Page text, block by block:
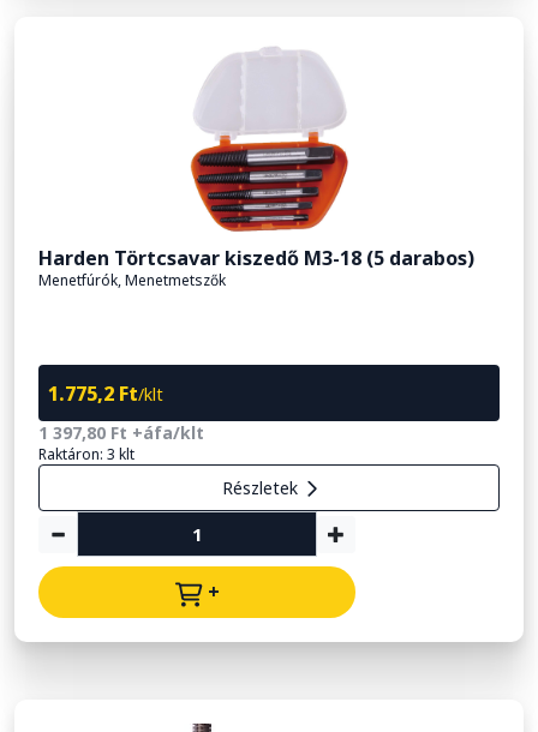
Harden Törtcsavar kiszedő M3-18 (5 darabos)
Menetfúrók, Menetmetszők
1.775,2 Ft/klt
1 397,80 Ft +áfa/klt
Raktáron: 3 klt
Részletek
+